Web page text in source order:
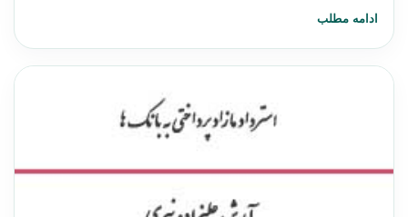
ادامه مطلب